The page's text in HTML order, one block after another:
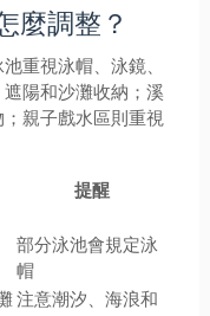
麼調整？
重視泳帽、泳鏡、
陽和沙灘收納；溪
親子戲水區則重視
提醒
部分泳池會規定泳
帽
注意潮汐、海浪和